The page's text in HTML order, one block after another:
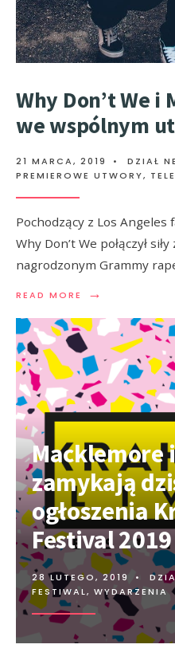
Why Don’t We i
we wspólnym
21 MARCA, 2019 • DZIAŁ
PREMIEROWE UTWORY,
Pochodzący z Los Angeles
Why Don’t We połączył
nagrodzonym Grammy
READ MORE →
Macklemore
zamykają
ogłoszenia
Festival 2019
28 LUTEGO, 2019 •
FESTIWAL, WYDARZENIA